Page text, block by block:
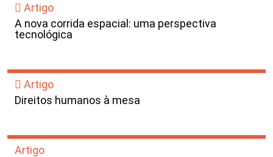
Artigo
A nova corrida espacial: uma perspectiva
tecnológica
Artigo
Direitos humanos à mesa
Artigo